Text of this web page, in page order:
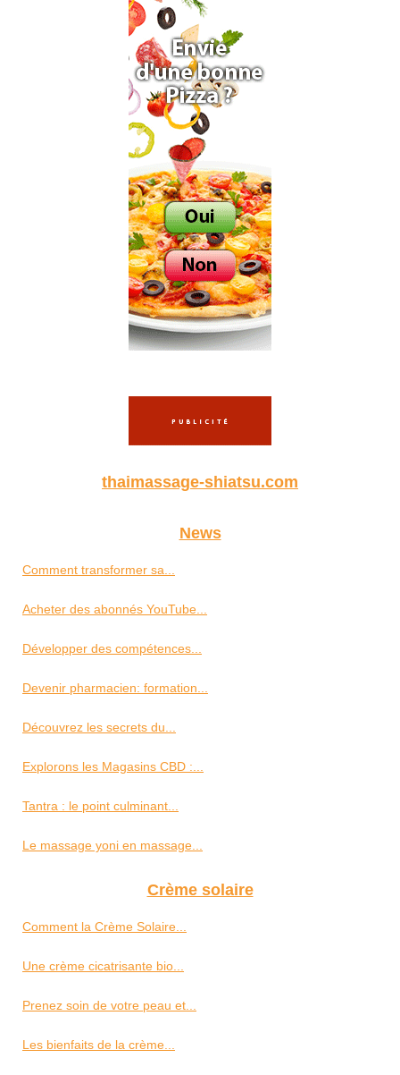
thaimassage-shiatsu.com
News
Comment transformer sa...
Acheter des abonnés YouTube...
Développer des compétences...
Devenir pharmacien: formation...
Découvrez les secrets du...
Explorons les Magasins CBD :...
Tantra : le point culminant...
Le massage yoni en massage...
Crème solaire
Comment la Crème Solaire...
Une crème cicatrisante bio...
Prenez soin de votre peau et...
Les bienfaits de la crème...